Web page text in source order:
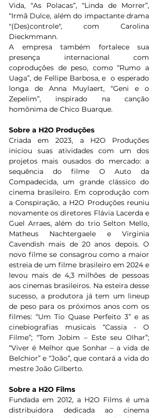
Vida, “As Polacas”, “Linda de Morrer”,
“Irmã Dulce, além do impactante drama
"(Des)controle", com Carolina
Dieckmmann.
A empresa também fortalece sua
presença internacional com
coproduções de peso, como “Rumo a
Uaga”, de Fellipe Barbosa, e  o esperado
longa de Anna Muylaert, “Geni e o
Zepelim”, inspirado na canção
homônima de Chico Buarque.
Sobre a H2O Produções
Criada em 2023, a H2O Produções
iniciou suas atividades com um dos
projetos mais ousados do mercado: a
sequência do filme O Auto da
Compadecida, um grande clássico do
cinema brasileiro. Em coprodução com
a Conspiração, a H2O Produções reuniu
novamente os diretores Flávia Lacerda e
Guel Arraes, além do trio Selton Mello,
Matheus Nachtergaele e Virginia
Cavendish mais de 20 anos depois. O
novo filme se consagrou como a maior
estreia de um filme brasileiro em 2024 e
levou mais de 4,3 milhões de pessoas
aos cinemas brasileiros. Na esteira desse
sucesso, a produtora já tem um lineup
de peso para os próximos anos com os
filmes: “Um Tio Quase Perfeito 3” e as
cinebiografias musicais “Cassia - O
Filme”; “Tom Jobim – Este seu Olhar”;
“Viver é Melhor que Sonhar – a vida de
Belchior” e “João”, que contará a vida do
mestre João Gilberto.
Sobre a H2O Films
Fundada em 2012, a H2O Films é uma
distribuidora dedicada ao cinema